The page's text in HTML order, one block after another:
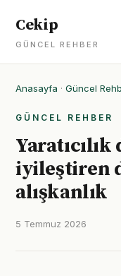
Cekip
GÜNCEL REHBER
Anasayfa · Güncel
GÜNCEL REHBER
iyileştiren
alışkanlık
5 Temmuz 2026